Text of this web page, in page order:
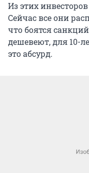
Из этих
Сейчас все они
что боятся
дешевеют, для 10-
это абсурд.